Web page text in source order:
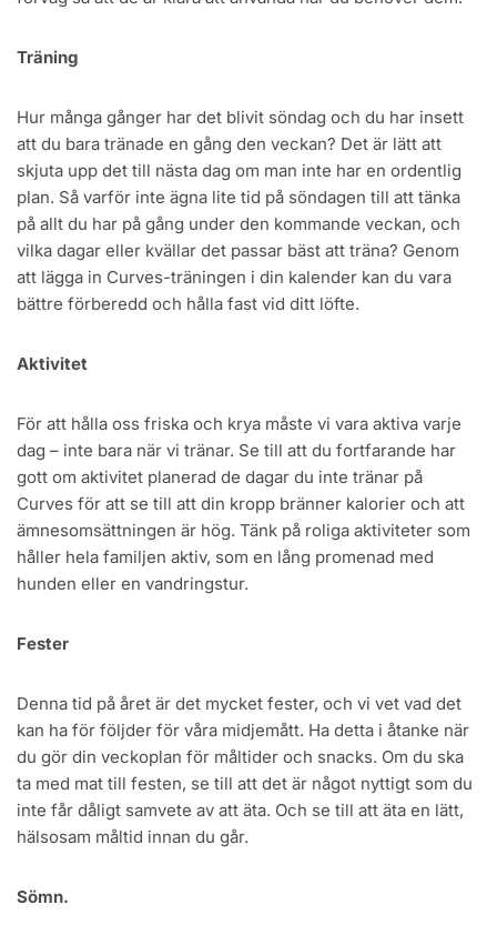
Träning
Hur många gånger har det blivit söndag och du har insett
att du bara tränade en gång den veckan? Det är lätt att
skjuta upp det till nästa dag om man inte har en ordentlig
plan. Så varför inte ägna lite tid på söndagen till att tänka
på allt du har på gång under den kommande veckan, och
vilka dagar eller kvällar det passar bäst att träna? Genom
att lägga in Curves-träningen i din kalender kan du vara
bättre förberedd och hålla fast vid ditt löfte.
Aktivitet
För att hålla oss friska och krya måste vi vara aktiva varje
dag – inte bara när vi tränar. Se till att du fortfarande har
gott om aktivitet planerad de dagar du inte tränar på
Curves för att se till att din kropp bränner kalorier och att
ämnesomsättningen är hög. Tänk på roliga aktiviteter som
håller hela familjen aktiv, som en lång promenad med
hunden eller en vandringstur.
Fester
Denna tid på året är det mycket fester, och vi vet vad det
kan ha för följder för våra midjemått. Ha detta i åtanke när
du gör din veckoplan för måltider och snacks. Om du ska
ta med mat till festen, se till att det är något nyttigt som du
inte får dåligt samvete av att äta. Och se till att äta en lätt,
hälsosam måltid innan du går.
Sömn.